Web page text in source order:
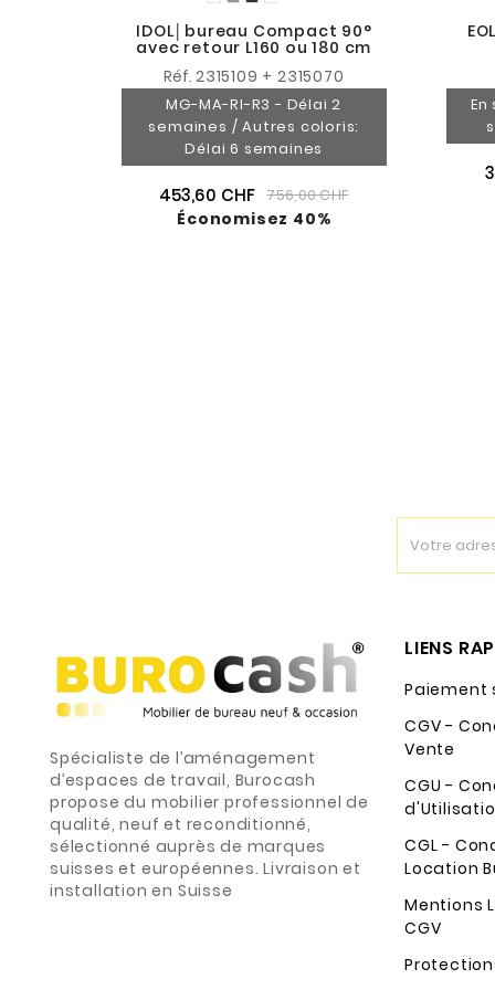
IDOL│bureau Compact 90°
avec retour L160 ou 180 cm
Réf.2315109 + 2315070
MG-MA-RI-R3 - Délai 2
semaines / Autres coloris:
Délai 6 semaines
453,60 CHF 756,00 CHF
Économisez 40%
Spécialiste de l’aménagement
d’espaces de travail, Burocash
propose du mobilier professionnel de
qualité, neuf et reconditionné,
sélectionné auprès de marques
suisses et européennes. Livraison et
installation en Suisse
LIENS
Paiement
CGV -
Vente
CGU -
CGL -
Location
Mentions
CGV